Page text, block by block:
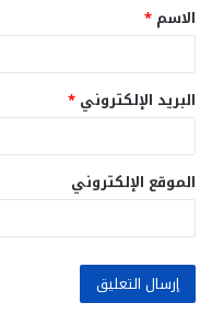
*
الاسم *
البريد الإلكتروني *
الموقع الإلكتروني